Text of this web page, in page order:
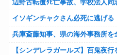
辺野古転覆ﾀﾋ亡事故、学校法人同志社の第三者委員会が調査報告書を公表 … 安全配
イソギンチャクさん必死に逃げる
兵庫斎藤知事、県の海外事務所を全廃へ「
【シンデレラガールズ】百鬼夜行をテーマと